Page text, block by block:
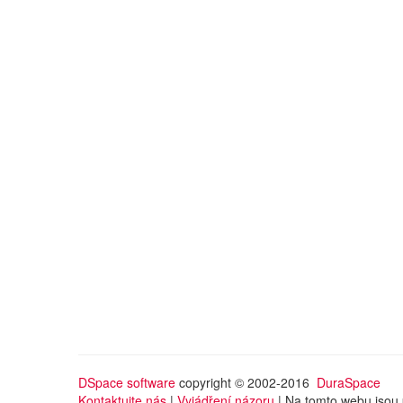
DSpace software copyright © 2002-2016 DuraSpace